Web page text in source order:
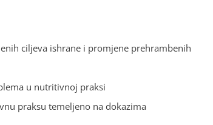
ciljeva ishrane i promjene prehrambenih
u nutritivnoj praksi
praksu temeljeno na dokazima